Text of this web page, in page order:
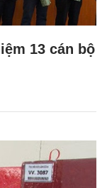
13 cán bộ